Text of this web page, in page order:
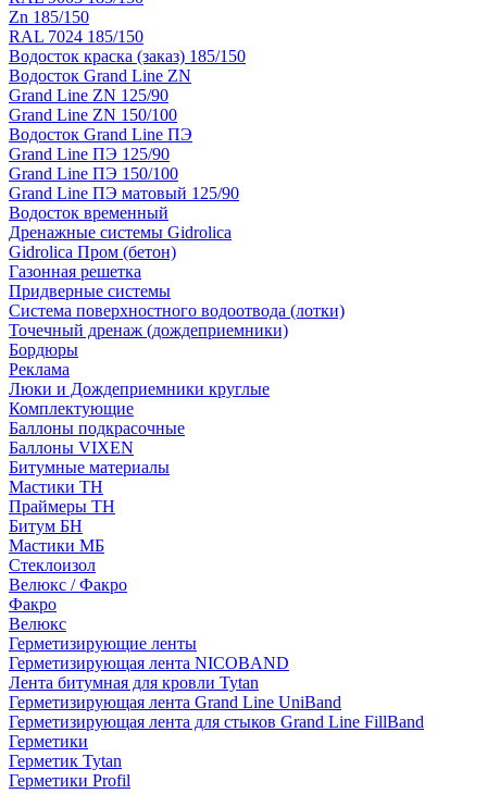
Zn 185/150
RAL 7024 185/150
Водосток краска (заказ) 185/150
Водосток Grand Line ZN
Grand Line ZN 125/90
Grand Line ZN 150/100
Водосток Grand Line ПЭ
Grand Line ПЭ 125/90
Grand Line ПЭ 150/100
Grand Line ПЭ матовый 125/90
Водосток временный
Дренажные системы Gidrolica
Gidrolica Пром (бетон)
Газонная решетка
Придверные системы
Система поверхностного водоотвода (лотки)
Точечный дренаж (дождеприемники)
Бордюры
Рекламa
Люки и Дождеприемники круглые
Комплектующие
Баллоны подкрасочные
Баллоны VIXEN
Битумные материалы
Мастики ТН
Праймеры ТН
Битум БН
Мастики МБ
Стеклоизол
Велюкс / Факро
Факро
Велюкс
Герметизирующие ленты
Герметизирующая лента NICOBAND
Лента битумная для кровли Tytan
Герметизирующая лента Grand Line UniBand
Герметизирующая лента для стыков Grand Line FillBand
Герметики
Герметик Tytan
Герметики Profil